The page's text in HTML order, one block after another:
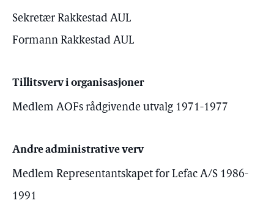
Sekretær Rakkestad AUL
Formann Rakkestad AUL
Tillitsverv i organisasjoner
Medlem AOFs rådgivende utvalg 1971-1977
Andre administrative verv
Medlem Representantskapet for Lefac A/S 1986-
1991